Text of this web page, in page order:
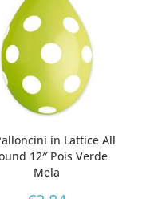
in Lattice All
12″ Pois Verde
Mela